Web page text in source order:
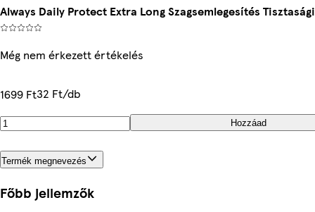
Always Daily Protect Extra Long Szagsemlegesítés
Még nem érkezett értékelés
1699 Ft32 Ft/db
Hozzáad
Termék megnevezés
Főbb jellemzők